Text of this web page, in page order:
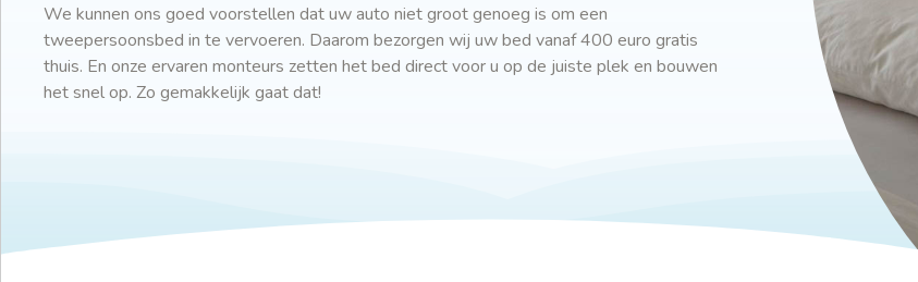
We kunnen ons goed voorstellen dat uw auto niet groot genoeg is om een
tweepersoonsbed in te vervoeren. Daarom bezorgen wij uw bed vanaf 400 euro gratis
thuis. En onze ervaren monteurs zetten het bed direct voor u op de juiste plek en bouwen
het snel op. Zo gemakkelijk gaat dat!